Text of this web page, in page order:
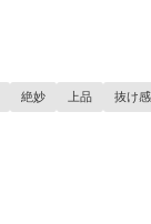
絶妙 上品 抜け感